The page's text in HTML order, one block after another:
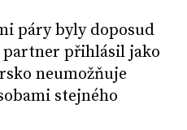
páry byly doposud
partner přihlásil jako
neumožňuje
stejného